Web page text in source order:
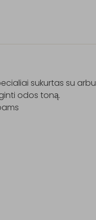
sukurtas su
odos toną.